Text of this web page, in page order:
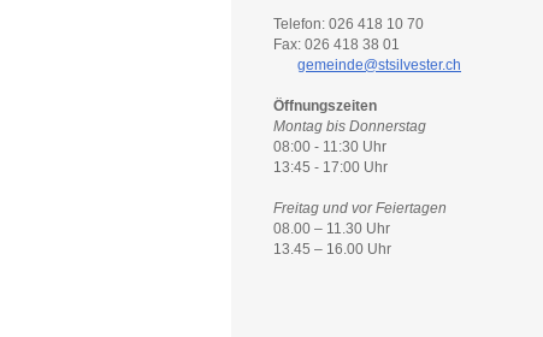
Telefon: 026 418 10 70
Fax: 026 418 38 01
gemeinde@stsilvester.ch
Öffnungszeiten
Montag bis Donnerstag
08:00 - 11:30 Uhr
13:45 - 17:00 Uhr
Freitag und vor Feiertagen
08.00 – 11.30 Uhr
13.45 – 16.00 Uhr